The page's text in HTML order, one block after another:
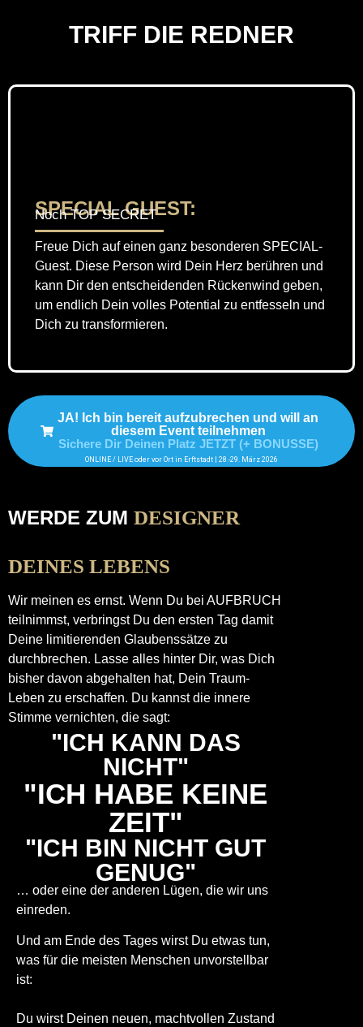
TRIFF DIE REDNER
SPECIAL GUEST:
Noch TOP SECRET
Freue Dich auf einen ganz besonderen SPECIAL-
Guest. Diese Person wird Dein Herz berühren und
kann Dir den entscheidenden Rückenwind geben,
um endlich Dein volles Potential zu entfesseln und
Dich zu transformieren.
JA! Ich bin bereit aufzubrechen und will an
diesem Event teilnehmen
Sichere Dir Deinen Platz JETZT (+ BONUSSE)
ONLINE / LIVE oder vor Ort in Erftstadt | 28.-29. März 2026
WERDE ZUM DESIGNER
DEINES LEBENS
Wir meinen es ernst. Wenn Du bei AUFBRUCH
teilnimmst, verbringst Du den ersten Tag damit
Deine limitierenden Glaubenssätze zu
durchbrechen. Lasse alles hinter Dir, was Dich
bisher davon abgehalten hat, Dein Traum-
Leben zu erschaffen. Du kannst die innere
Stimme vernichten, die sagt:
"ICH KANN DAS
NICHT"
"ICH HABE KEINE
ZEIT"
"ICH BIN NICHT GUT
GENUG"
… oder eine der anderen Lügen, die wir uns
einreden.
Und am Ende des Tages wirst Du etwas tun,
was für die meisten Menschen unvorstellbar
ist:
Du wirst Deinen neuen, machtvollen Zustand